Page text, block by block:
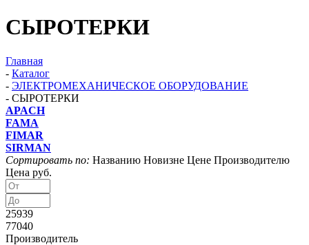
СЫРОТЕРКИ
Главная
- Каталог
- ЭЛЕКТРОМЕХАНИЧЕСКОЕ ОБОРУДОВАНИЕ
- СЫРОТЕРКИ
APACH
FAMA
FIMAR
SIRMAN
Сортировать по: Названию Новизне Цене Производителю
Цена руб.
25939
77040
Производитель